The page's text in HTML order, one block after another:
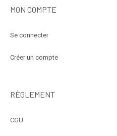
MON COMPTE
Se connecter
Créer un compte
RÈGLEMENT
CGU